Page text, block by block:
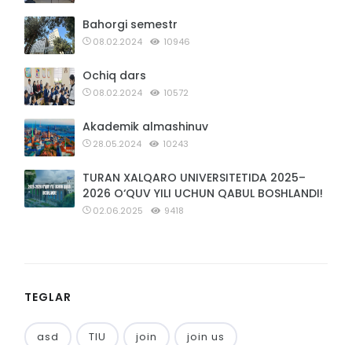
Bahorgi semestr
08.02.2024 10946
Ochiq dars
08.02.2024 10572
Akademik almashinuv
28.05.2024 10243
TURAN XALQARO UNIVERSITETIDA 2025–
2026 O‘QUV YILI UCHUN QABUL BOSHLANDI!
02.06.2025 9418
TEGLAR
asd TIU join join us